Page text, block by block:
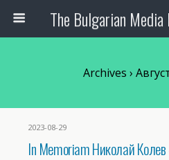
Archives ›
2023-08-29
In Memoriam Николай